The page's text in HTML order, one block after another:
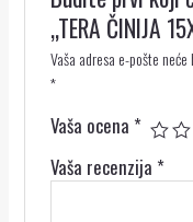
„TERA ČINIJA
Vaša adresa e-pošte
*
Vaša ocena *
Vaša recenzija *